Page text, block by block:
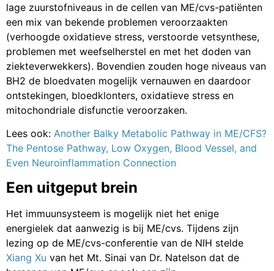
lage zuurstofniveaus in de cellen van ME/cvs-patiënten
een mix van bekende problemen veroorzaakten
(verhoogde oxidatieve stress, verstoorde vetsynthese,
problemen met weefselherstel en met het doden van
ziekteverwekkers). Bovendien zouden hoge niveaus van
BH2 de bloedvaten mogelijk vernauwen en daardoor
ontstekingen, bloedklonters, oxidatieve stress en
mitochondriale disfunctie veroorzaken.
Lees ook: Another Balky Metabolic Pathway in ME/CFS?
The Pentose Pathway, Low Oxygen, Blood Vessel, and
Even Neuroinflammation Connection
Een uitgeput brein
Het immuunsysteem is mogelijk niet het enige
energielek dat aanwezig is bij ME/cvs. Tijdens zijn
lezing op de ME/cvs-conferentie van de NIH stelde
Xiang Xu van het Mt. Sinai van Dr. Natelson dat de